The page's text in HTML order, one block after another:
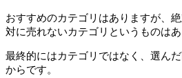
おすすめのカテゴリはありますが、
対に売れないカテゴリというものはあ
最終的にはカテゴリではなく、選ん
からです。